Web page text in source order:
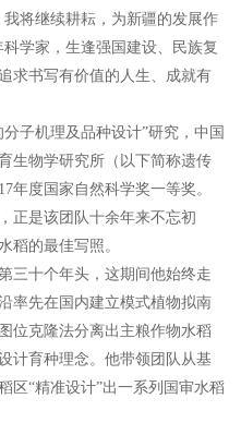
将继续耕耘，为新疆的发展作
学家，生逢强国建设、民族复
求书写有价值的人生、成就有
机理及品种设计”研究，中国
生物学研究所（以下简称遗传
年度国家自然科学奖一等奖。
正是该团队十余年来不忘初
稻的最佳写照。
十个年头，这期间他始终走
率先在国内建立模式植物拟南
位克隆法分离出主粮作物水稻
计育种理念。他带领团队从基
区“精准设计”出一系列国审水稻